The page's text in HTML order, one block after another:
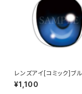
レンズアイ[コミック]ブ
s eye [Comic] Blue
¥1,100